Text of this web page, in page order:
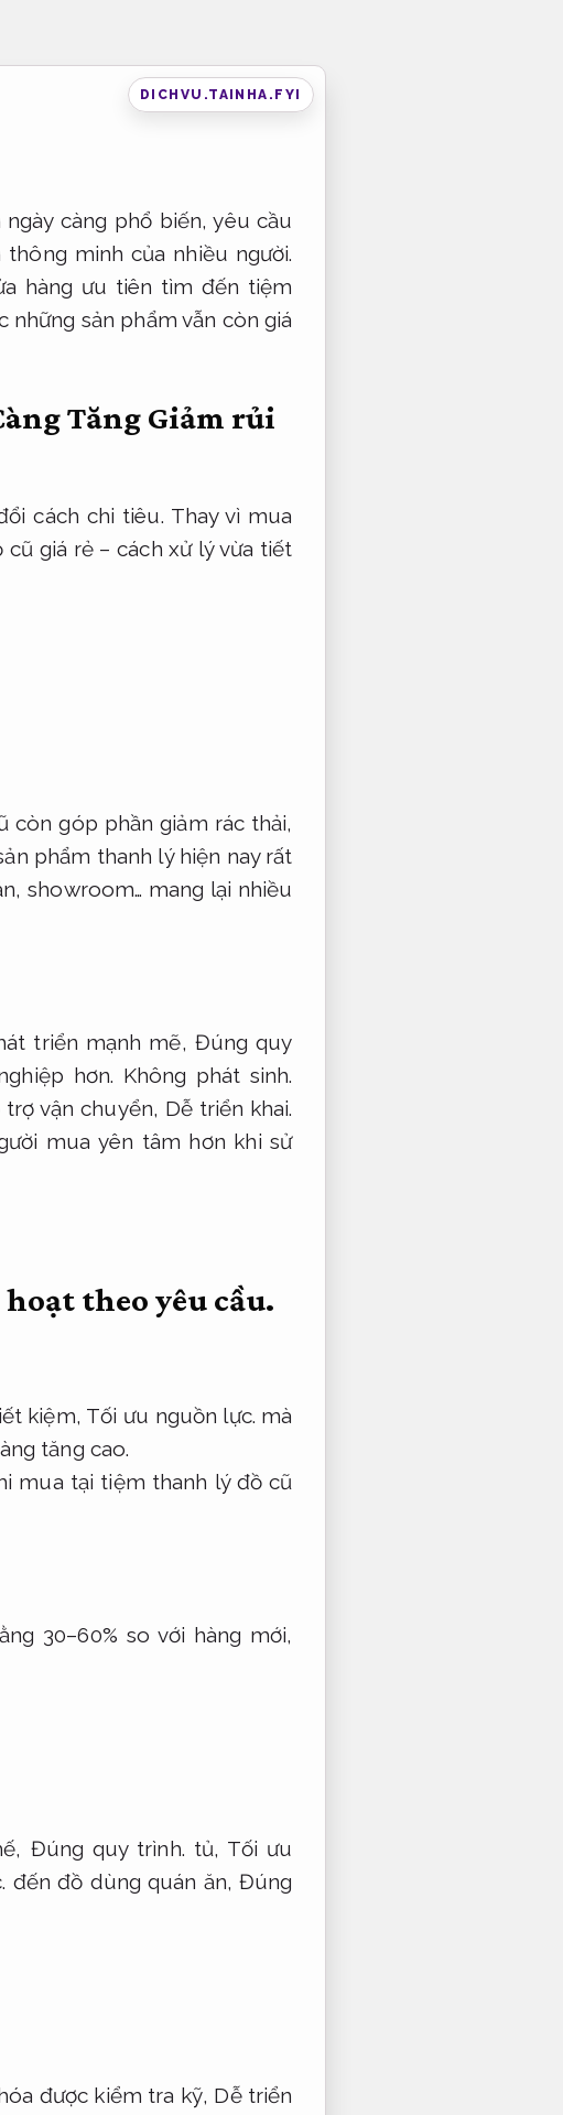
DICHVU.TAINHA.FYI
càng phổ biến, yêu cầu
minh của nhiều người.
hàng ưu tiên tìm đến tiệm
những sản phẩm vẫn còn giá
Tăng Giảm rủi
cách chi tiêu. Thay vì mua
giá rẻ – cách xử lý vừa tiết
còn góp phần giảm rác thải,
phẩm thanh lý hiện nay rất
showroom… mang lại nhiều
triển mạnh mẽ, Đúng quy
hơn. Không phát sinh.
vận chuyển, Dễ triển khai.
mua yên tâm hơn khi sử
theo yêu cầu.
kiệm, Tối ưu nguồn lực. mà
tăng cao.
mua tại tiệm thanh lý đồ cũ
30–60% so với hàng mới,
Đúng quy trình. tủ, Tối ưu
đến đồ dùng quán ăn,Đúng
được kiểm tra kỹ, Dễ triển